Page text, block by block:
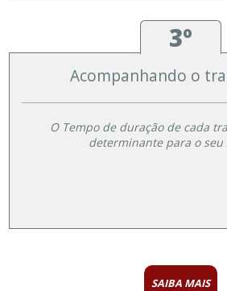
3º
Acompanhando o
O Tempo de duração de cada
determinante para o seu
SAIBA MAIS